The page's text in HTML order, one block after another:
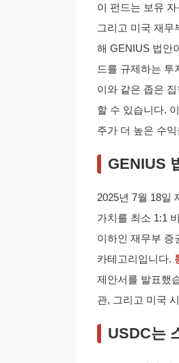
이 펀드는 보유
그리고 미국 재무
해 GENIUS 법안
드를 규제하는 투
이와 같은 좁은
할 수 있습니다.
주가 더 높은 수
GENIUS
2025년 7월 18일
가치를 최소 1:1
이하인 재무부
카테고리입니다.
제안서를 발표했
관, 그리고 미국
USDC는